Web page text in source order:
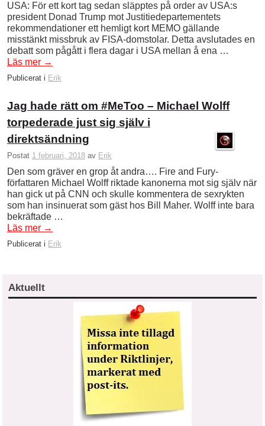
USA: För ett kort tag sedan släpptes på order av USA:s
president Donad Trump mot Justitiedepartementets
rekommendationer ett hemligt kort MEMO gällande
misstänkt missbruk av FISA-domstolar. Detta avslutades en
debatt som pågått i flera dagar i USA mellan å ena …
Läs mer →
Publicerat i Erik
Jag hade rätt om #MeToo – Michael Wolff
torpederade just sig själv i
direktsändning
Postat 1 februari, 2018 av Erik
Den som gräver en grop åt andra…. Fire and Fury-
författaren Michael Wolff riktade kanonerna mot sig själv när
han gick ut på CNN och skulle kommentera de sexrykten
som han insinuerat som gäst hos Bill Maher. Wolff inte bara
bekräftade …
Läs mer →
Publicerat i Erik
Aktuellt